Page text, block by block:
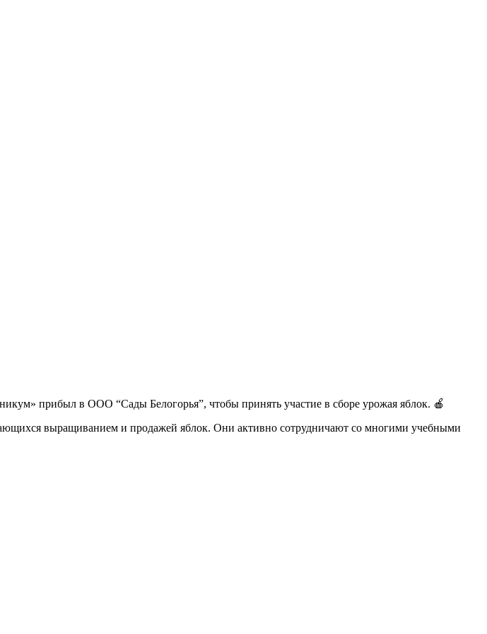
прибыл в ООО “Сады Белогорья”, чтобы принять участие в сборе урожая яблок. 🍎
выращиванием и продажей яблок. Они активно сотрудничают со многими учебными